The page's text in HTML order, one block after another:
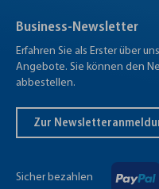
Business-Newsletter
Erfahren Sie als Erster über
Angebote. Sie können den
abbestellen.
Zur
Sicher bezahlen